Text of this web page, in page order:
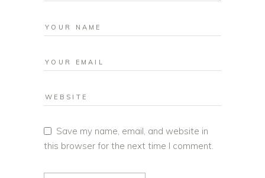
Save my name, email, and website in
this browser for the next time I comment.